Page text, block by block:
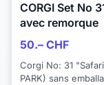
CORGI Set No
avec remorque
50.– CHF
Corgi No: 31
PARK) sans